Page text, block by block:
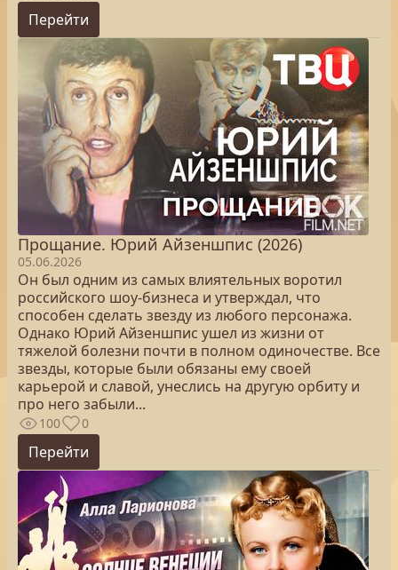
Перейти
Прощание. Юрий Айзеншпис (2026)
05.06.2026
Он был одним из самых влиятельных воротил
российского шоу‑бизнеса и утверждал, что
способен сделать звезду из любого персонажа.
Однако Юрий Айзеншпис ушел из жизни от
тяжелой болезни почти в полном одиночестве. Все
звезды, которые были обязаны ему своей
карьерой и славой, унеслись на другую орбиту и
про него забыли...
100 0
Перейти